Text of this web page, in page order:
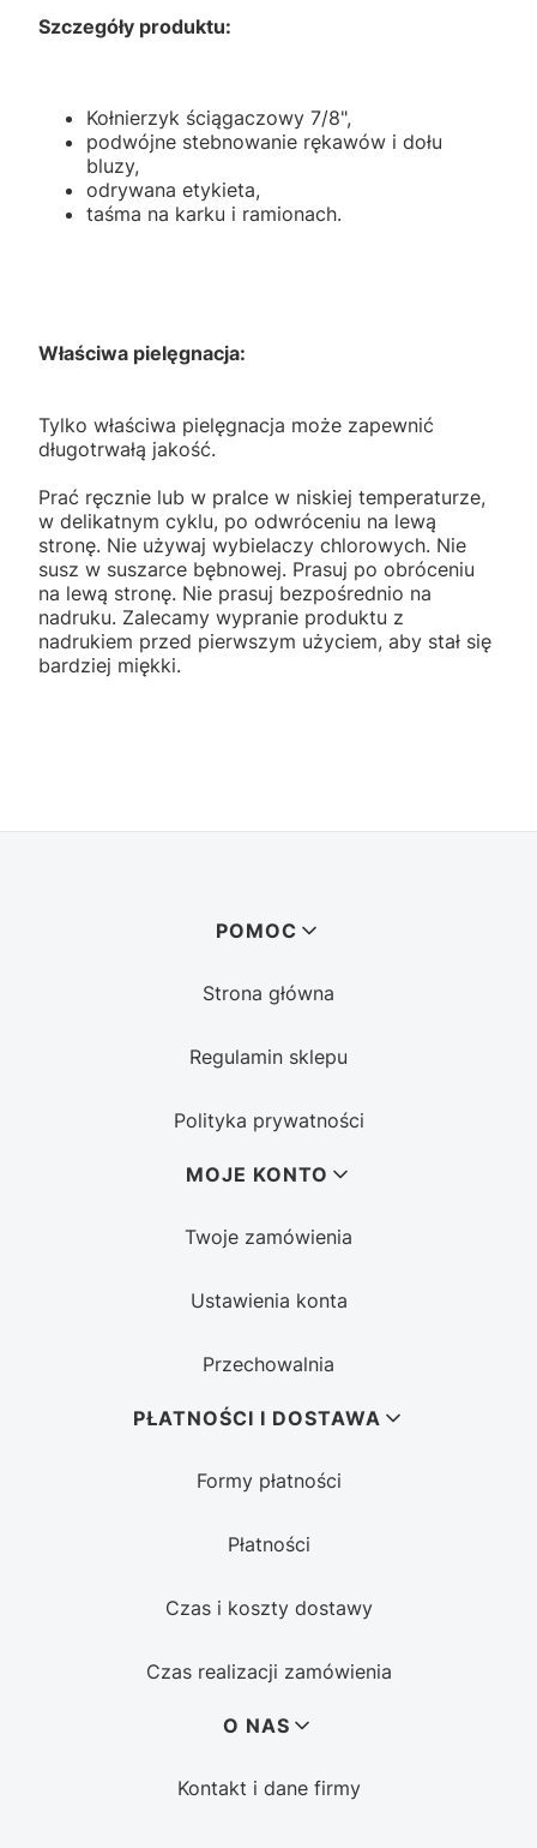
Szczegóły produktu:
Kołnierzyk ściągaczowy 7/8",
podwójne stebnowanie rękawów i dołu
bluzy,
odrywana etykieta,
taśma na karku i ramionach.
Właściwa pielęgnacja:
Tylko właściwa pielęgnacja może zapewnić
długotrwałą jakość.
Prać ręcznie lub w pralce w niskiej temperaturze,
w delikatnym cyklu, po odwróceniu na lewą
stronę. Nie używaj wybielaczy chlorowych. Nie
susz w suszarce bębnowej. Prasuj po obróceniu
na lewą stronę. Nie prasuj bezpośrednio na
nadruku. Zalecamy wypranie produktu z
nadrukiem przed pierwszym użyciem, aby stał się
bardziej miękki.
POMOC
Strona główna
Regulamin sklepu
Polityka prywatności
MOJE KONTO
Twoje zamówienia
Ustawienia konta
Przechowalnia
PŁATNOŚCI I DOSTAWA
Formy płatności
Płatności
Czas i koszty dostawy
Czas realizacji zamówienia
O NAS
Kontakt i dane firmy